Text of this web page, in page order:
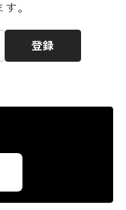
。
登録